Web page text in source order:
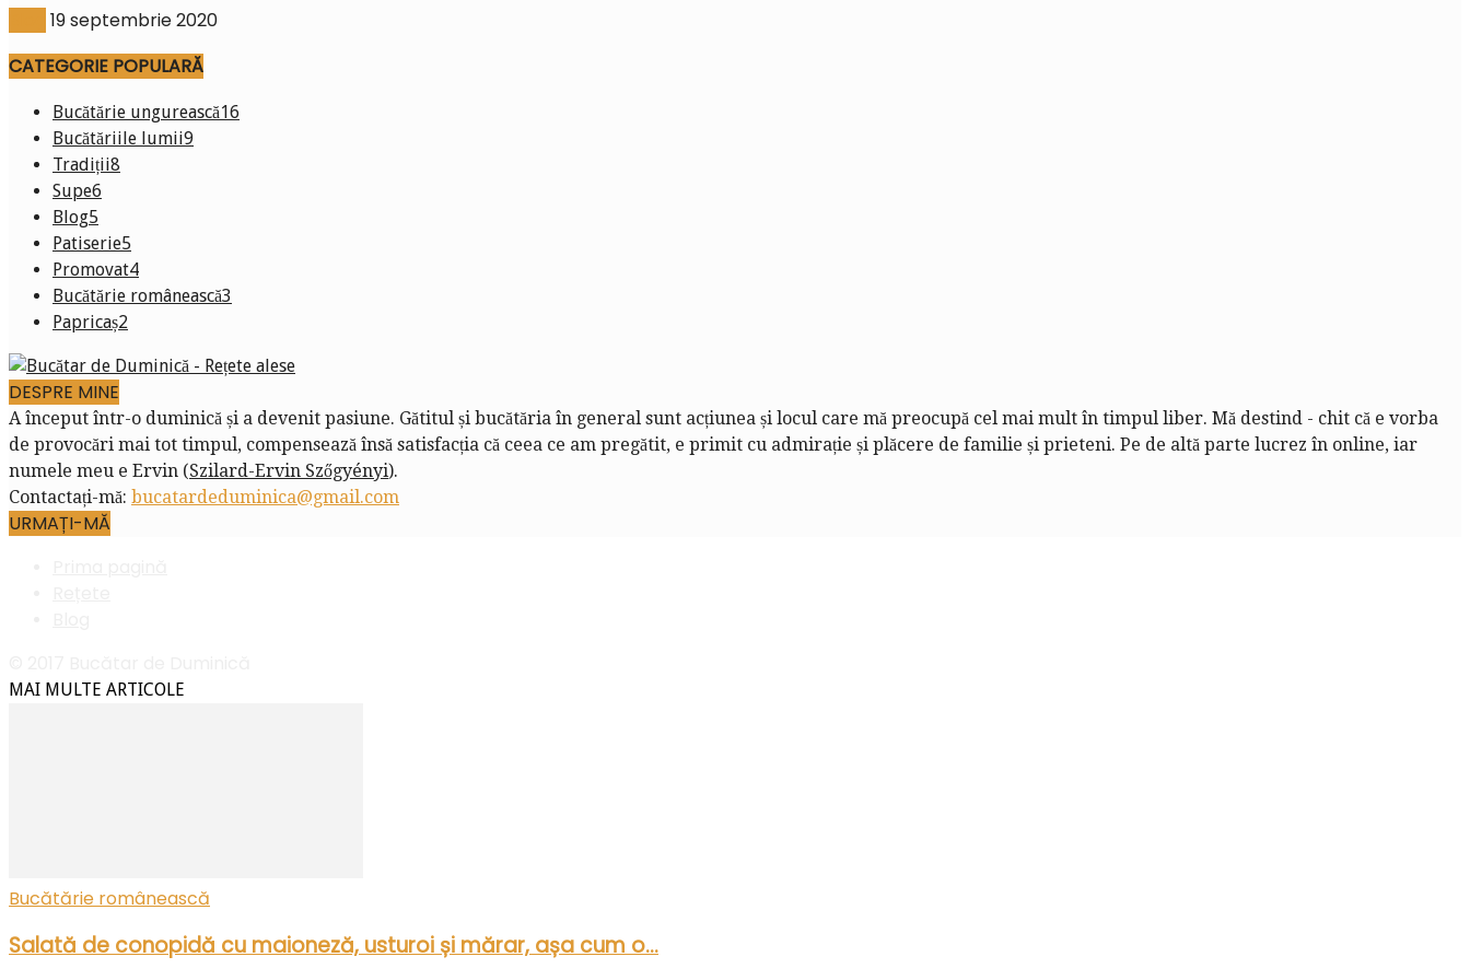
19 septembrie 2020
CATEGORIE POPULARĂ
Bucătărie ungurească16
Bucătăriile lumii9
Tradiții8
Supe6
Blog5
Patiserie5
Promovat4
Bucătărie românească3
Papricaș2
DESPRE MINE
A început într-o duminică și a devenit pasiune. Gătitul și bucătăria în general sunt acțiunea și locul care mă preocupă cel mai mult în timpul liber. Mă destind - chit că e vorba
de provocări mai tot timpul, compensează însă satisfacția că ceea ce am pregătit, e primit cu admirație și plăcere de familie și prieteni. Pe de altă parte lucrez în online, iar
numele meu e Ervin (Szilard-Ervin Szőgyényi).
Contactați-mă: bucatardeduminica@gmail.com
URMAȚI-MĂ
MAI MULTE ARTICOLE
Bucătărie românească
Salată de conopidă cu maioneză, usturoi și mărar, așa cum o...